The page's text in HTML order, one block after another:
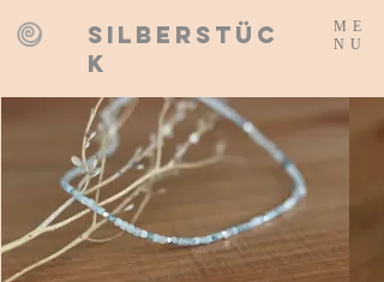
SILBERSTÜC
K
ME
NU